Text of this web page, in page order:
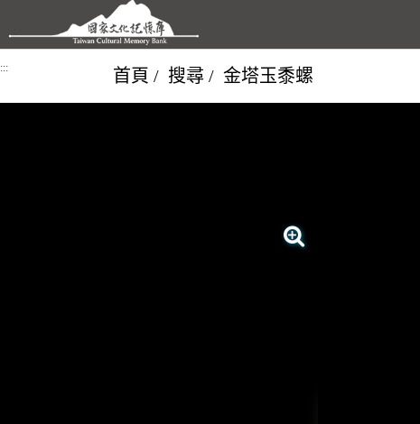
跳到主要內容區塊
::: 首頁 搜尋 金塔玉黍螺